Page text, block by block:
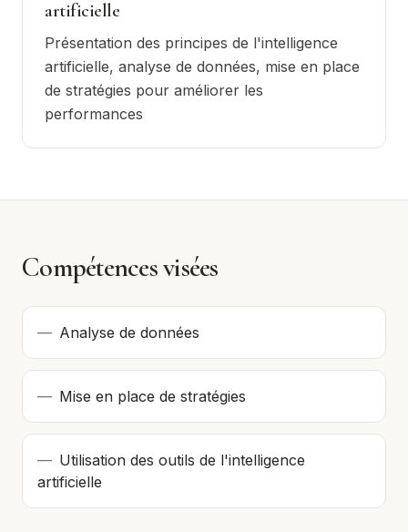
artificielle
Présentation des principes de l'intelligence
artificielle, analyse de données, mise en place
de stratégies pour améliorer les
performances
Compétences visées
— Analyse de données
— Mise en place de stratégies
— Utilisation des outils de l'intelligence
artificielle